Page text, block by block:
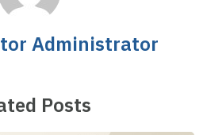
Administrator
Posts